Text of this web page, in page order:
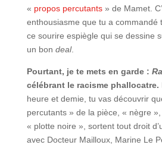
« propos percutants» de Mamet.
enthousiasme que tu a commandé
ce sourire espiègle qui se dessine
un bon deal.
Pourtant, je te mets en garde :
célébrant le racisme phallocatre.
heure et demie, tu vas découvrir
percutants » de la pièce, « nègre
« plotte noire », sortent tout droit
avec Docteur Mailloux, Marine Le